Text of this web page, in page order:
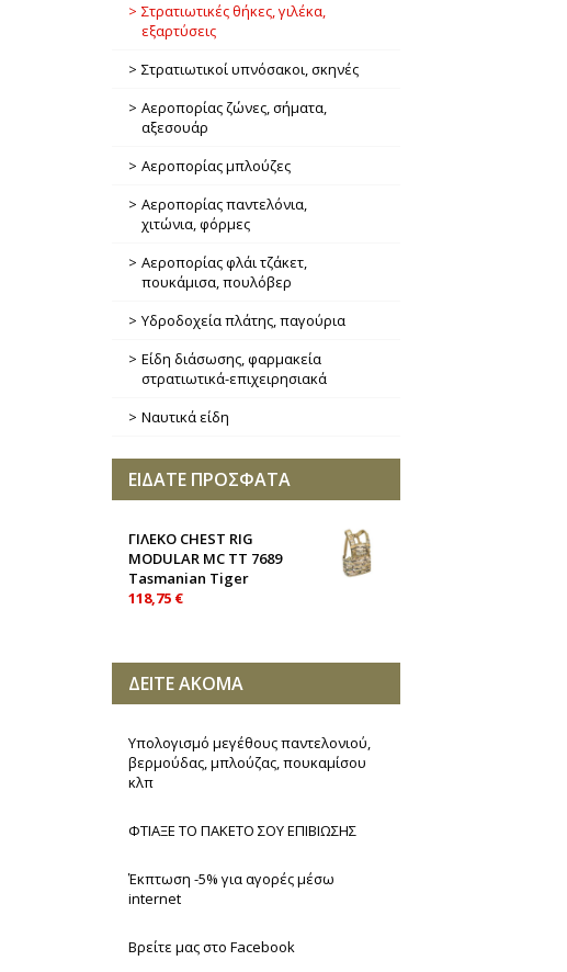
Στρατιωτικές θήκες, γιλέκα,
εξαρτύσεις
Στρατιωτικοί υπνόσακοι, σκηνές
Αεροπορίας ζώνες, σήματα,
αξεσουάρ
Αεροπορίας μπλούζες
Αεροπορίας παντελόνια,
χιτώνια, φόρμες
Αεροπορίας φλάι τζάκετ,
πουκάμισα, πουλόβερ
Υδροδοχεία πλάτης, παγούρια
Είδη διάσωσης, φαρμακεία
στρατιωτικά-επιχειρησιακά
Ναυτικά είδη
ΕΙΔΑΤΕ ΠΡΟΣΦΑΤΑ
ΓΙΛΕΚΟ CHEST RIG
MODULAR MC TT 7689
Tasmanian Tiger
118,75 €
ΔΕΙΤΕ ΑΚΟΜΑ
Υπολογισμό μεγέθους παντελονιού,
βερμούδας, μπλούζας, πουκαμίσου
κλπ
ΦΤΙΑΞΕ ΤΟ ΠΑΚΕΤΟ ΣΟΥ ΕΠΙΒΙΩΣΗΣ
Έκπτωση -5% για αγορές μέσω
internet
Βρείτε μας στο Facebook